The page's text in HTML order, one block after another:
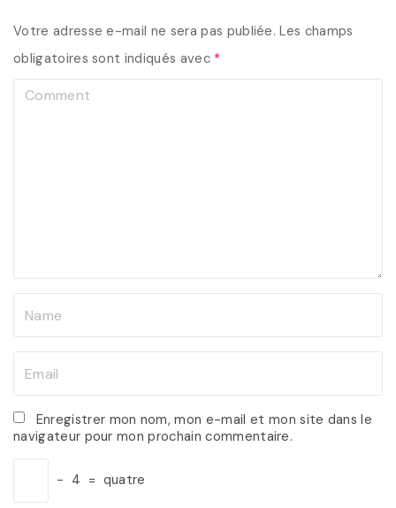
Votre adresse e-mail ne sera pas publiée. Les champs
obligatoires sont indiqués avec *
*
a
i
Enregistrer mon nom, mon e-mail et mon site dans le
navigateur pour mon prochain commentaire.
− 4 = quatre